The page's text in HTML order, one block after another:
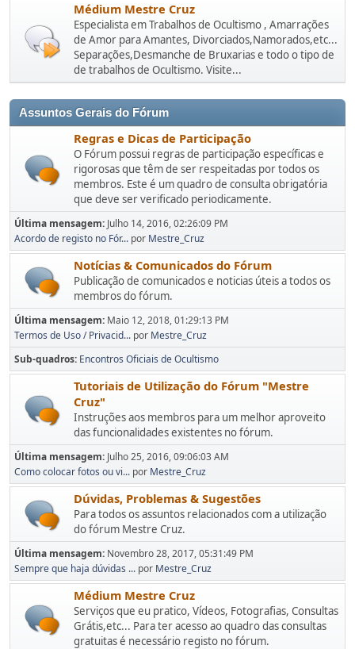
Médium Mestre Cruz
Especialista em Trabalhos de Ocultismo , Amarrações
de Amor para Amantes, Divorciados,Namorados,etc...
Separações,Desmanche de Bruxarias e todo o tipo de
de trabalhos de Ocultismo. Visite...
Assuntos Gerais do Fórum
Regras e Dicas de Participação
O Fórum possui regras de participação específicas e
rigorosas que têm de ser respeitadas por todos os
membros. Este é um quadro de consulta obrigatória
que deve ser verificado periodicamente.
Última mensagem: Julho 14, 2016, 02:26:09 PM
Acordo de registo no Fór... por Mestre_Cruz
Notícias & Comunicados do Fórum
Publicação de comunicados e noticias úteis a todos os
membros do fórum.
Última mensagem: Maio 12, 2018, 01:29:13 PM
Termos de Uso / Privacid... por Mestre_Cruz
Sub-quadros Encontros Oficiais de Ocultismo
Tutoriais de Utilização do Fórum "Mestre
Cruz"
Instruções aos membros para um melhor aproveito
das funcionalidades existentes no fórum.
Última mensagem: Julho 25, 2016, 09:06:03 AM
Como colocar fotos ou vi... por Mestre_Cruz
Dúvidas, Problemas & Sugestões
Para todos os assuntos relacionados com a utilização
do fórum Mestre Cruz.
Última mensagem: Novembro 28, 2017, 05:31:49 PM
Sempre que haja dúvidas ... por Mestre_Cruz
Médium Mestre Cruz
Serviços que eu pratico, Vídeos, Fotografias, Consultas
Grátis,etc... Para ter acesso ao quadro das consultas
gratuitas é necessário registo no fórum.